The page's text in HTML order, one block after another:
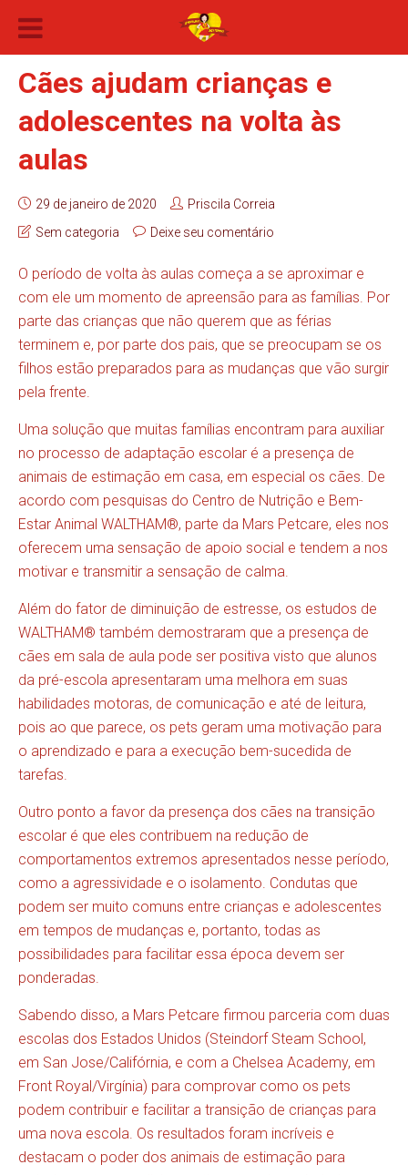
Cães ajudam crianças e
adolescentes na volta às
aulas
29 de janeiro de 2020
Priscila Correia
Sem categoria
Deixe seu comentário
O período de volta às aulas começa a se aproximar e
com ele um momento de apreensão para as famílias. Por
parte das crianças que não querem que as férias
terminem e, por parte dos pais, que se preocupam se os
filhos estão preparados para as mudanças que vão surgir
pela frente.
Uma solução que muitas famílias encontram para auxiliar
no processo de adaptação escolar é a presença de
animais de estimação em casa, em especial os cães. De
acordo com pesquisas do Centro de Nutrição e Bem-
Estar Animal WALTHAM®, parte da Mars Petcare, eles nos
oferecem uma sensação de apoio social e tendem a nos
motivar e transmitir a sensação de calma.
Além do fator de diminuição de estresse, os estudos de
WALTHAM® também demostraram que a presença de
cães em sala de aula pode ser positiva visto que alunos
da pré-escola apresentaram uma melhora em suas
habilidades motoras, de comunicação e até de leitura,
pois ao que parece, os pets geram uma motivação para
o aprendizado e para a execução bem-sucedida de
tarefas.
Outro ponto a favor da presença dos cães na transição
escolar é que eles contribuem na redução de
comportamentos extremos apresentados nesse período,
como a agressividade e o isolamento. Condutas que
podem ser muito comuns entre crianças e adolescentes
em tempos de mudanças e, portanto, todas as
possibilidades para facilitar essa época devem ser
ponderadas.
Sabendo disso, a Mars Petcare firmou parceria com duas
escolas dos Estados Unidos (Steindorf Steam School,
em San Jose/Califórnia, e com a Chelsea Academy, em
Front Royal/Virgínia) para comprovar como os pets
podem contribuir e facilitar a transição de crianças para
uma nova escola. Os resultados foram incríveis e
destacam o poder dos animais de estimação para